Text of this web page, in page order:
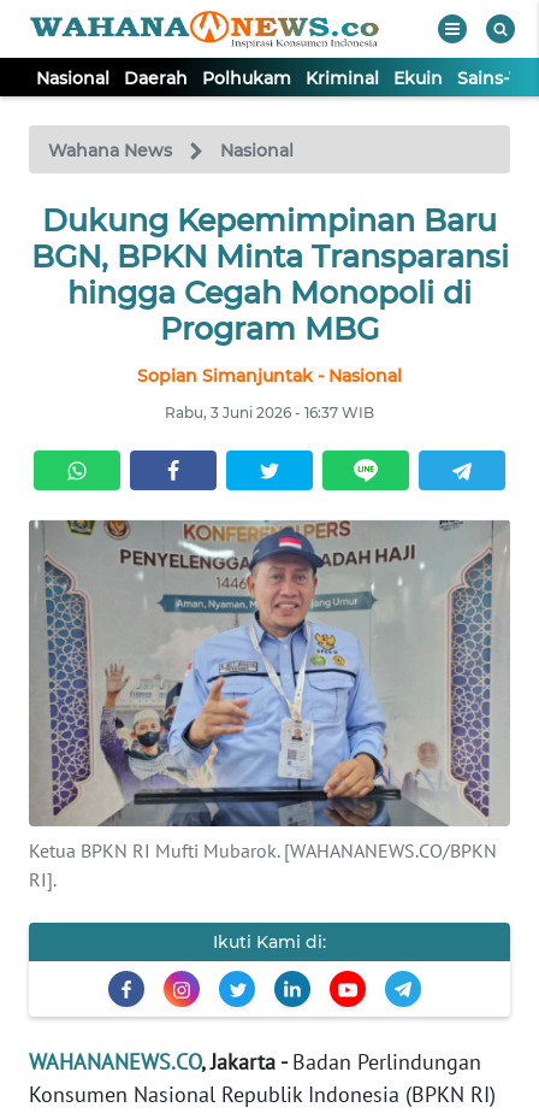
Nasional Daerah Polhukam Kriminal Ekuin Sains-
Wahana News Nasional
Dukung Kepemimpinan Baru
BGN, BPKN Minta Transparansi
hingga Cegah Monopoli di
Program MBG
Sopian Simanjuntak - Nasional
Rabu, 3 Juni 2026 - 16:37 WIB
Ketua BPKN RI Mufti Mubarok. [WAHANANEWS.CO/BPKN
RI].
Ikuti Kami di:
WAHANANEWS.CO, Jakarta -Badan Perlindungan
Konsumen Nasional Republik Indonesia (BPKN RI)
TV
Tutup
NASIONAL
DAERAH
EKUIN
SAINS-TEKNO
KESEHATAN
INTERNASIONAL
SERBA-SERBI
PENDIDIKAN
OLAHRAGA
OPINI
EDITORIAL
Informasi